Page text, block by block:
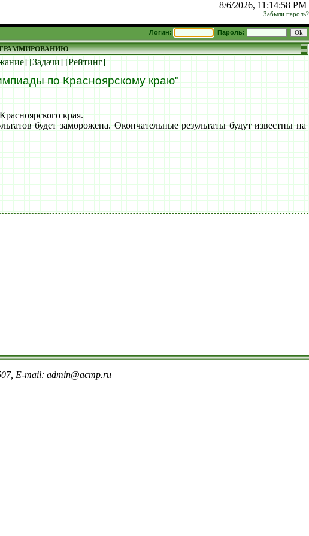
8/6/2026, 11:14:58 PM
Забыли пароль?
Логин: Пароль:
[Задачи] [Рейтинг]
по Красноярскому краю"
края.
будет заморожена. Окончательные результаты будут известны на
E-mail: admin@acmp.ru